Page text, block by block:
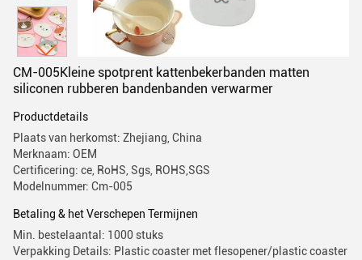
CM-005Kleine spotprent kattenbekerbanden matten
siliconen rubberen bandenbanden verwarmer
Productdetails
Plaats van herkomst: Zhejiang, China
Merknaam: OEM
Certificering: ce, RoHS, Sgs, ROHS,SGS
Modelnummer: Cm-005
Betaling & het Verschepen Termijnen
Min. bestelaantal: 1000 stuks
Verpakking Details: Plastic coaster met flesopener/plastic coaster